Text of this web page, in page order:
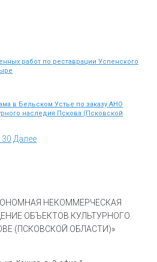
работ по реставрации Успенского
в Бельском Устье по заказу АНО
наследия Пскова (Псковской
Далее
НЕКОММЕРЧЕСКАЯ
ОБЪЕКТОВ КУЛЬТУРНОГО
(ПСКОВСКОЙ ОБЛАСТИ)»